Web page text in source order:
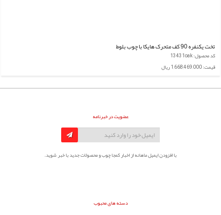
تخت یکنفره 90 کف متحرک هایکا با چوب بلوط
کد محصول: 13431oak
قیمت: 1,668,469,000 ریال
عضویت در خبرنامه
با افزودن ایمیل ماهانه از اخبار کمجا چوب و محصولات جدید با خبر شوید.
دسته های محبوب